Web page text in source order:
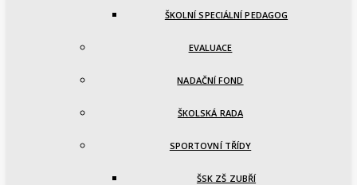
ŠKOLNÍ SPECIÁLNÍ PEDAGOG
EVALUACE
NADAČNÍ FOND
ŠKOLSKÁ RADA
SPORTOVNÍ TŘÍDY
ŠSK ZŠ ZUBŘÍ